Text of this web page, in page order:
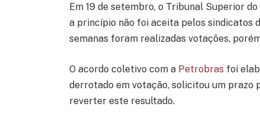
Em 19 de setembro, o Tribunal Superior
a princípio não foi aceita pelos sindicatos
semanas foram realizadas votações,
O acordo coletivo com a Petrobras foi
derrotado em votação, solicitou um prazo
reverter este resultado.